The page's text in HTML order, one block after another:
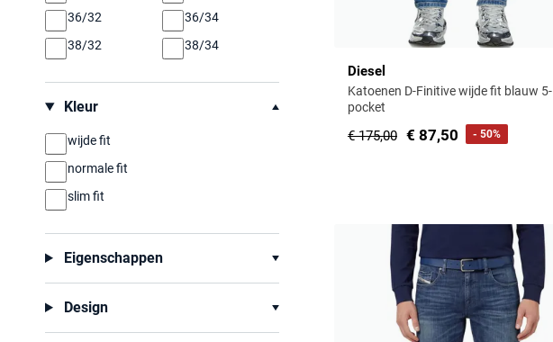
36/32
36/34
38/32
38/34
Kleur
wijde fit
normale fit
slim fit
Eigenschappen
Design
Diesel
Katoenen D-Finitive wijde fit blauw 5-
pocket
€ 175,00 € 87,50 - 50%